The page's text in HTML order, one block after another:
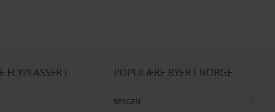
FLYPLASSER I
POPULÆRE BYER I NORGE
BERGEN